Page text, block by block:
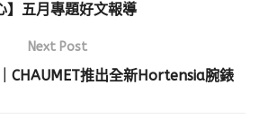
】五月專題好文報導
Next Post
CHAUMET推出全新Hortensia腕錶